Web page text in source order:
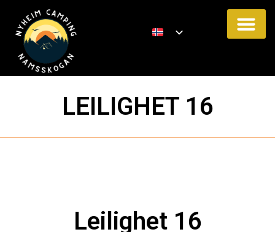
LEILIGHET 16
Leilighet 16